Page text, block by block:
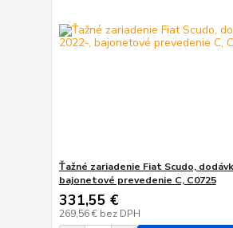
Ťažné zariadenie Fiat Scudo,
bajonetové prevedenie C, C0725
331,55 €
269,56 € bez DPH